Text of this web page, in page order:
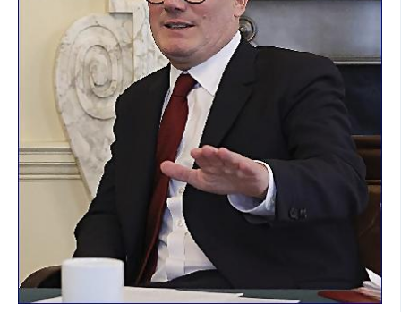
NEJČTENĚJŠÍ ZA 7 DNÍ
AUTOŘI
PŘÍSPĚVKY NA PROVOZ
SOCIÁLNÍ SÍTĚ
PLNÁ VERZE STRÁNEK